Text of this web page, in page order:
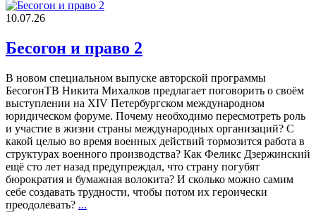
10.07.26
Бесогон и право 2
В новом специальном выпуске авторской программы
БесогонТВ Никита Михалков предлагает поговорить о своём
выступлении на XIV Петербургском международном
юридическом форуме. Почему необходимо пересмотреть роль
и участие в жизни страны международных организаций? С
какой целью во время военных действий тормозится работа в
структурах военного производства? Как Феликс Дзержинский
ещё сто лет назад предупреждал, что страну погубят
бюрократия и бумажная волокита? И сколько можно самим
себе создавать трудности, чтобы потом их героически
преодолевать? ...